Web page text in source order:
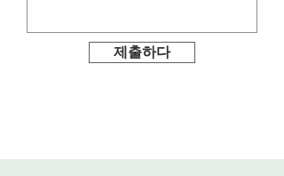
제출하다